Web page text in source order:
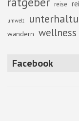
reise
umwelt
wandern wellness
Facebook